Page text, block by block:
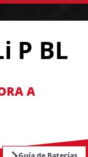
P BL
A